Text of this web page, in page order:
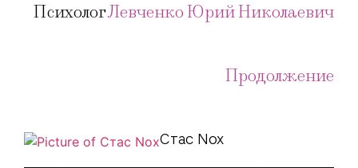
ПсихологЛевченко Юрий Николаевич
Продолжение
Стас Nox